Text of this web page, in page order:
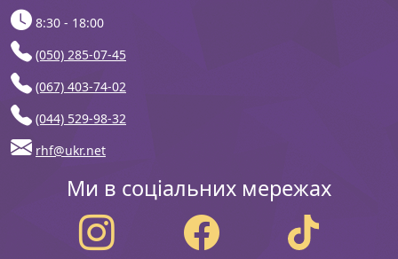
8:30 - 18:00
(050) 285-07-45
(067) 403-74-02
(044) 529-98-32
rhf@ukr.net
Ми в соціальних мережах